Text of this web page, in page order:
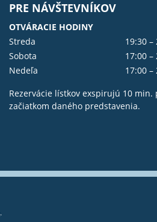
PRE NÁVŠTEVNÍKOV
OTVÁRACIE HODINY
Streda
19:30 –
Sobota
17:00 –
Nedeľa
17:00 –
Rezervácie lístkov exspirujú 10 min.
začiatkom daného predstavenia.
.